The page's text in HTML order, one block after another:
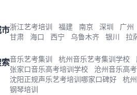
浙江艺考培训 福建 南京 深圳 广州
甘肃
海口 西宁 乌鲁木齐 银川 拉
音乐艺考集训 杭州音乐艺考集训学校
张家口音乐高考培训学校
沧州音乐高
沈阳正规声乐艺考培训哪家口碑好
杭
钢琴培训